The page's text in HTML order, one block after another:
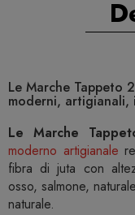
Le Marche Tappeto
moderni, artigianali,
Le Marche
moderno artigianale
fibra di juta con
osso, salmone,
naturale.